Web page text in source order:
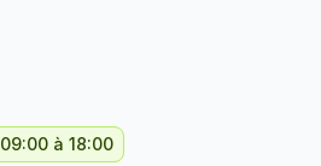
à 18:00